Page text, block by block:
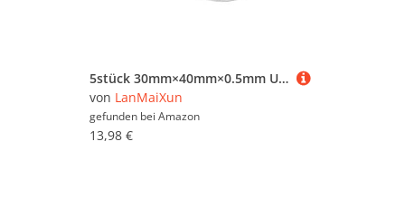
5stück 30mm×40mm×0.5mm Ultradünne flache Unterlegscheiben des Edelstahls 304, flache Unterlegscheiben der Wellenspieleinstellung
von LanMaiXun
gefunden bei Amazon
13,98 €